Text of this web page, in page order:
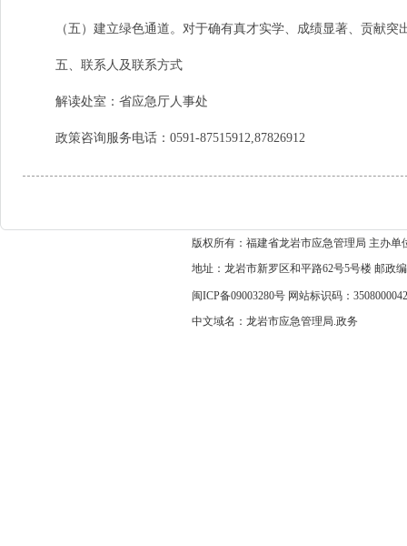
（五）建立绿色通道。对于确有真才实学、成绩显著、贡献突
五、联系人及联系方式
解读处室：省应急厅人事处
政策咨询服务电话：0591-87515912,87826912